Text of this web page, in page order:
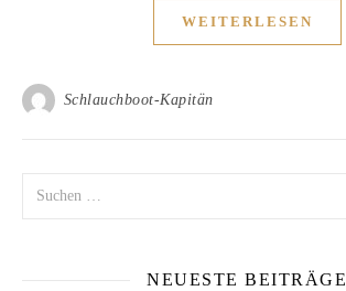
WEITERLESEN
Schlauchboot-Kapitän
NEUESTE BEITRÄGE